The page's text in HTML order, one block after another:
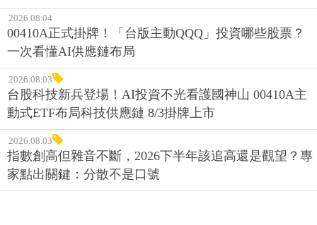
2026.08.04
00410A正式掛牌！「台版主動QQQ」投資哪些股票？
一次看懂AI供應鏈布局
2026.08.03
台股科技新兵登場！AI投資不光看護國神山 00410A主
動式ETF布局科技供應鏈 8/3掛牌上市
2026.08.03
指數創高但雜音不斷，2026下半年該追高還是觀望？專
家點出關鍵：分散不是口號